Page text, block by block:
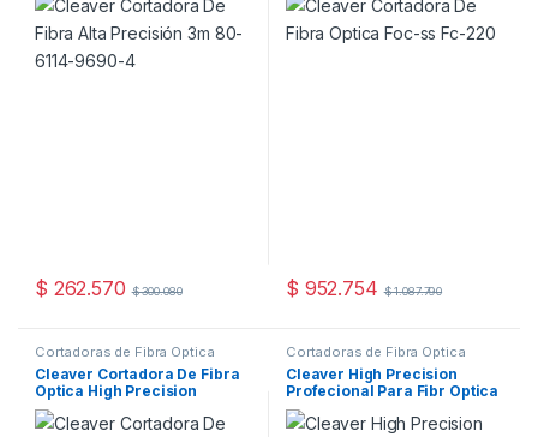
$ 262.570 $300.080 $ 952.754 $1.087.790
Cortadoras de Fibra Óptica
Cleaver Cortadora De Fibra
Optica High Precision
Tuolima
Cortadoras de Fibra Óptica
Cleaver High Precision
Profecional Para Fibr Optica